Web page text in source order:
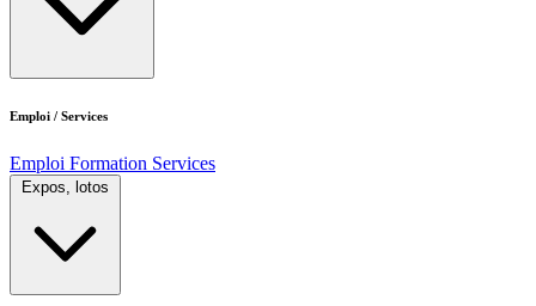
Emploi / Services
Emploi Formation Services
Expos, lotos